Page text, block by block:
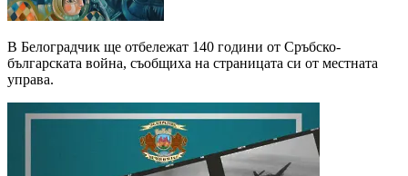
В Белоградчик ще отбележат 140 години от Сръбско-
българската война, съобщиха на страницата си от местната
управа.